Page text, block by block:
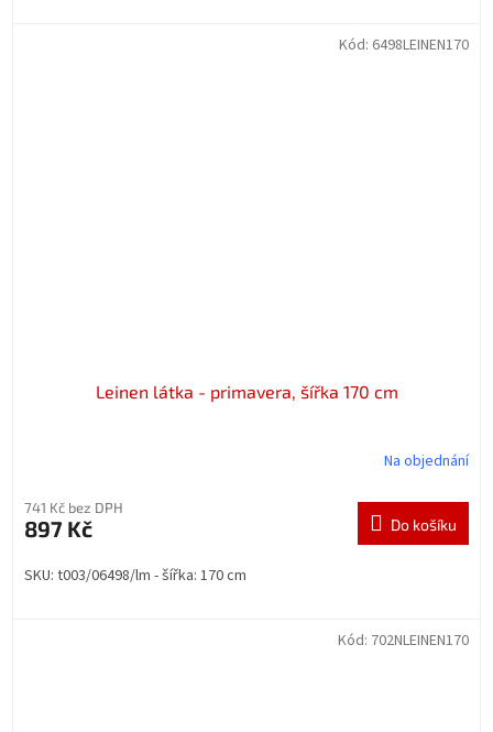
Leinen látka - primavera, šířka 170 cm
Na objednání
741 Kč bez DPH
897 Kč Do košíku
SKU: t003/06498/lm - šířka: 170 cm
Kód: 6498LEINEN170
Kód: 702NLEINEN170